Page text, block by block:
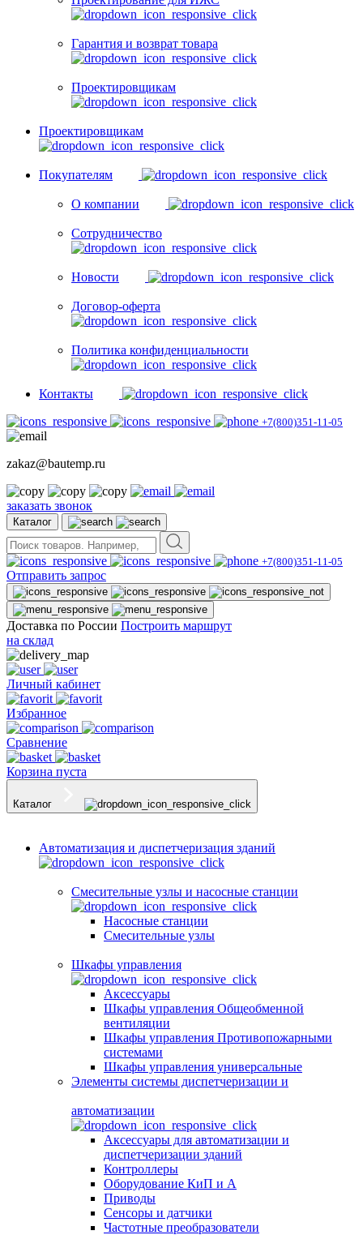
Гарантия и возврат товара
Проектировщикам
Проектировщикам
Покупателям
О компании
Сотрудничество
Новости
Договор-оферта
Политика конфиденциальности
Контакты
+7(800)351-11-05
zakaz@bautemp.ru
заказать звонок
Каталог
+7(800)351-11-05
Отправить запрос
Доставка по России Построить маршрут
на склад
Личный кабинет
Избранное
Сравнение
Корзина пуста
Каталог
Автоматизация и диспетчеризация зданий
Смесительные узлы и насосные станции
Насосные станции
Смесительные узлы
Шкафы управления
Аксессуары
Шкафы управления Общеобменной
вентиляции
Шкафы управления Противопожарными
системами
Шкафы управления универсальные
Элементы системы диспетчеризации и
автоматизации
Аксессуары для автоматизации и
диспетчеризации зданий
Контроллеры
Оборудование КиП и А
Приводы
Сенсоры и датчики
Частотные преобразователи